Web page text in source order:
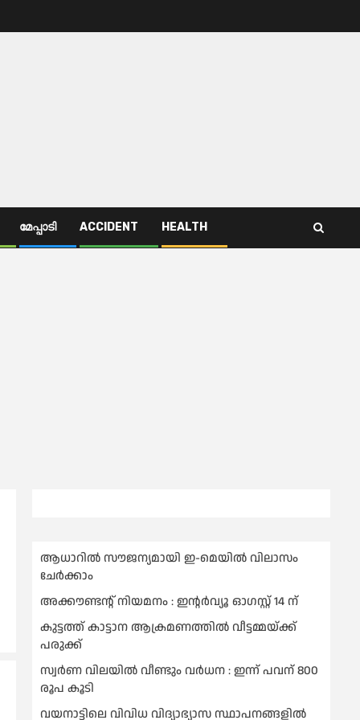
മേപ്പാടി ACCIDENT HEALTH
ആധാറിൽ സൗജന്യമായി ഇ-മെയിൽ വിലാസം
ചേർക്കാം
അക്കൗണ്ടന്റ് നിയമനം : ഇൻ്റർവ്യൂ ഓഗസ്റ്റ് 14 ന്
കുട്ടത്ത് കാട്ടാന ആക്രമണത്തിൽ വീട്ടമ്മയ്ക്ക്
പരുക്ക്
സ്വർണ വിലയില്‍ വീണ്ടും വർധന : ഇന്ന് പവന് 800
രൂപ കൂടി
വയനാട്ടിലെ വിവിധ വിദ്യാഭ്യാസ സ്ഥാപനങ്ങളിൽ